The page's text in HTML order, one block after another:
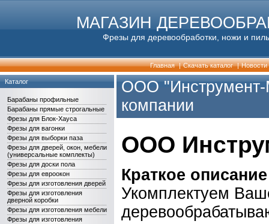
МАГАЗИН
Фрезы для деревообработки, ножи и
Главная | Скачать каталог | Новости
Каталог
Барабаны профильные
Барабаны прямые строгальные
Фрезы для Блок-Хауса
Фрезы для вагонки
Фрезы для выборки паза
Фрезы для дверей, окон, мебели
(универсальные комплекты)
Фрезы для доски пола
Фрезы для евроокон
Фрезы для изготовления дверей
Фрезы для изготовления
дверной коробки
Фрезы для изготовления мебели
Фрезы для изготовления
ООО
компании
ООО
Краткое описание
Укомплектуем